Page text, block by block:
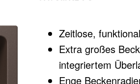
Zeitlose,
Extra großes
integriertem
Enge